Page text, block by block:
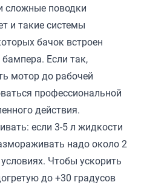
сложные поводки
и такие системы
бачок встроен
Если так,
мотор до рабочей
профессиональной
действия.
если 3-5 л жидкости
надо около 2
Чтобы ускорить
до +30 градусов